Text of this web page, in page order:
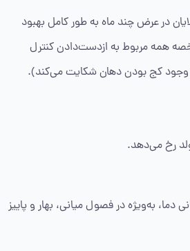
در عرض چند ماه به طور کامل بهبود
طول بکشد). علائم مشخصه همه مربوط به ازدست‌دادن کنترل
کج بودن دهان شکایت می‌کند).
رخ می‌دهد.
دما، به‌ویژه در فصول میانی، بهار و پاییز